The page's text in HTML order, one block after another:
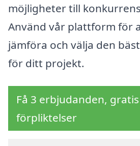
möjligheter till
Använd vår plattform för
jämföra och välja den
för ditt projekt.
Få 3 erbjudanden,
förpliktelser